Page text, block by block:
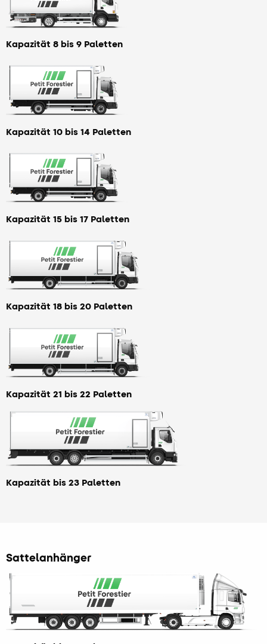
Kapazität 8 bis 9 Paletten
Kapazität 10 bis 14 Paletten
Kapazität 15 bis 17 Paletten
Kapazität 18 bis 20 Paletten
Kapazität 21 bis 22 Paletten
Kapazität bis 23 Paletten
Sattelanhänger